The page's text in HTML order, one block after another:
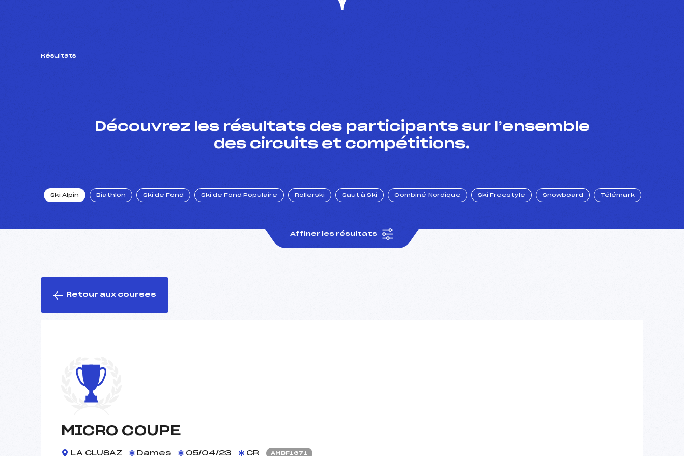
Résultats
Découvrez les résultats des participants sur l’ensemble
des circuits et compétitions.
Ski Alpin Biathlon Ski de Fond Ski de Fond Populaire Rollerski Saut à Ski Combiné Nordique Ski Freestyle Snowboard Télémark
Affiner les résultats
Retour aux courses
MICRO COUPE
LA CLUSAZ Dames 05/04/23 CR AMBF1671